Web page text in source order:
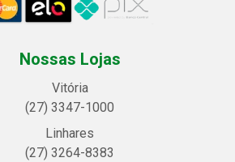
Nossas Lojas
Vitória
(27) 3347-1000
Linhares
(27) 3264-8383